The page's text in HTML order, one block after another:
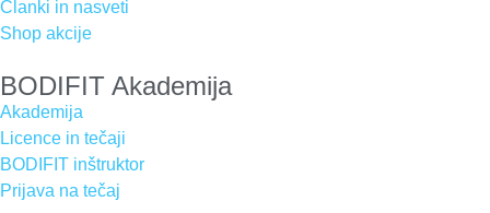
Članki in nasveti
Shop akcije
BODIFIT Akademija
Akademija
Licence in tečaji
BODIFIT inštruktor
Prijava na tečaj